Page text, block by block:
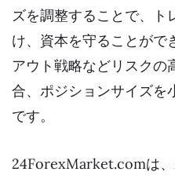
ズを調整することで、ト
け、資本を守ることがで
アウト戦略などリスクの
合、ポジションサイズを
です。
24ForexMarket.comは